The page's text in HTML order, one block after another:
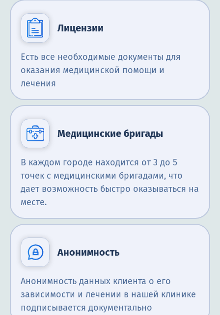
Лицензии
Есть все необходимые документы для
оказания медицинской помощи и
лечения
Медицинские бригады
В каждом городе находится от 3 до 5
точек с медицинскими бригадами, что
дает возможность быстро оказываться на
месте.
Анонимность
Анонимность данных клиента о его
зависимости и лечении в нашей клинике
подписывается документально